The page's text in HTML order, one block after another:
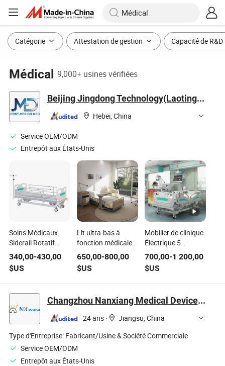
Catégorie Attestation de gestion Capacité de R&D
Médical 9,000+ usines vérifiées
Beijing Jingdong Technology(Laoting) Co., Ltd.
Hebei, China
Service OEM/ODM
Entrepôt aux États-Unis
Soins Médicaux
Siderail Rotatif
Manuel d'Hôpital 3-
Crank Patients
Cliniques Lit
340,00-430,00
$US
Lit ultra-bas à
fonction médicale
électrique pour
patients à l'hôpital
5
650,00-800,00
$US
Mobilier de clinique
Électrique 5
Fonctions UCI CCU
Lit médical pour
patients Soins
infirmiers Hôpital
700,00-1 200,00
$US
Changzhou Nanxiang Medical Device Co., Ltd
24 ans ·
Jiangsu, China
Type d'Entreprise: Fabricant/Usine & Société Commerciale
Service OEM/ODM
Entrepôt aux États-Unis